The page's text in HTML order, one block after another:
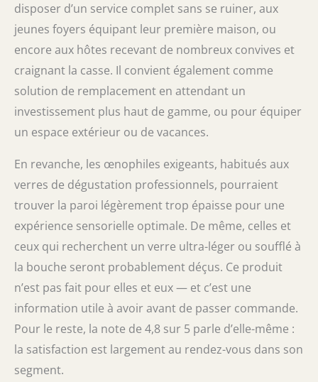
disposer d’un service complet sans se ruiner, aux
jeunes foyers équipant leur première maison, ou
encore aux hôtes recevant de nombreux convives et
craignant la casse. Il convient également comme
solution de remplacement en attendant un
investissement plus haut de gamme, ou pour équiper
un espace extérieur ou de vacances.
En revanche, les œnophiles exigeants, habitués aux
verres de dégustation professionnels, pourraient
trouver la paroi légèrement trop épaisse pour une
expérience sensorielle optimale. De même, celles et
ceux qui recherchent un verre ultra-léger ou soufflé à
la bouche seront probablement déçus. Ce produit
n’est pas fait pour elles et eux — et c’est une
information utile à avoir avant de passer commande.
Pour le reste, la note de 4,8 sur 5 parle d’elle-même :
la satisfaction est largement au rendez-vous dans son
segment.